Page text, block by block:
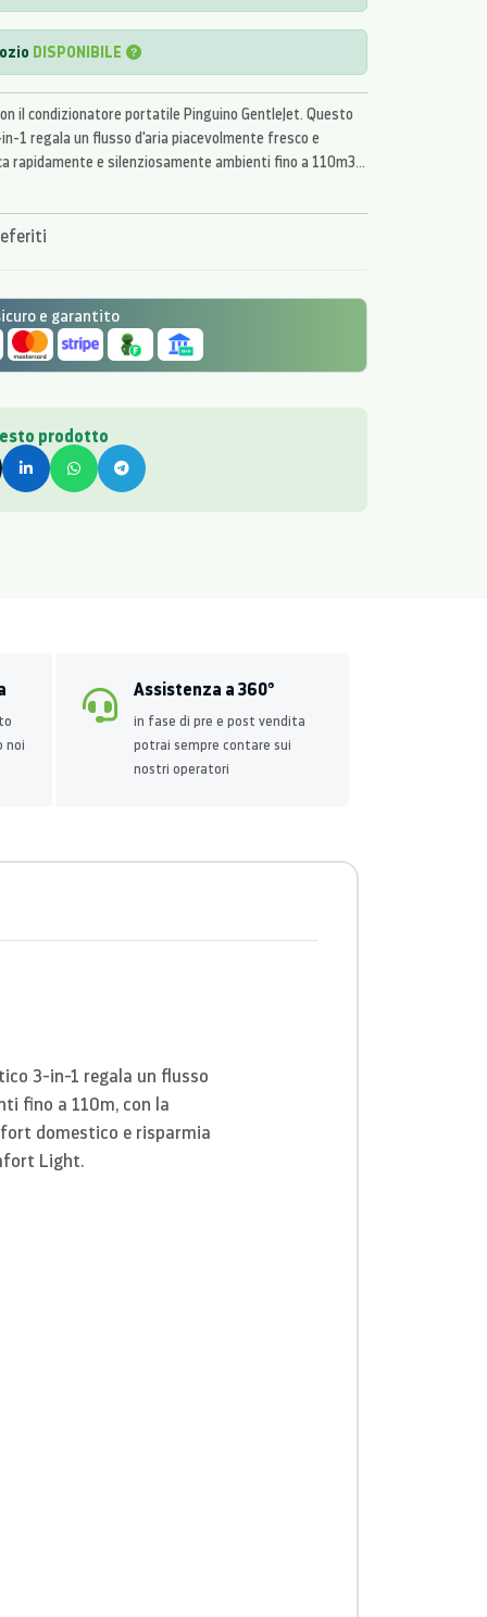
DISPONIBILE
il condizionatore portatile Pinguino GentleJet. Questo
1 regala un flusso d'aria piacevolmente fresco e
rapidamente e silenziosamente ambienti fino a 110m3,
e garantito
prodotto
noi
Assistenza a 360°
in fase di pre e post vendita
potrai sempre contare sui
nostri operatori
3-in-1 regala un flusso
fino a 110m, con la
domestico e risparmia
Light.